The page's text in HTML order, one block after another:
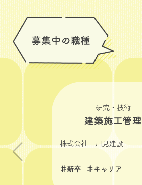
研究・技術
建築施工管理
株式会社 川見建設
♯新卒 ♯キャリア